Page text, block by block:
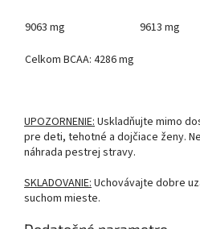
9063 mg 9613 mg
Celkom BCAA: 4286 mg
UPOZORNENIE: Uskladňujte mimo
pre deti, tehotné a dojčiace ženy.
náhrada pestrej stravy.
SKLADOVANIE: Uchovávajte dobre
suchom mieste.